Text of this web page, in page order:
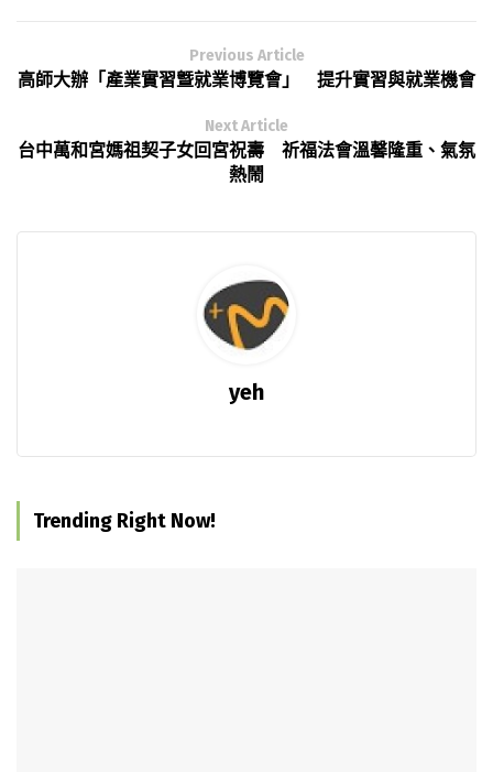
Previous Article
高師大辦「產業實習曁就業博覽會」 提升實習與就業機會
Next Article
台中萬和宮媽祖契子女回宮祝壽 祈福法會溫馨隆重、氣氛
熱鬧
yeh
Trending Right Now!